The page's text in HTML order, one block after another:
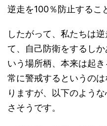
逆走を100％防止するこ
したがって、私たちは
て、自己防衛をするし
いう場所柄、本来は起
常に警戒するというの
りますが、以下のよう
さそうです。